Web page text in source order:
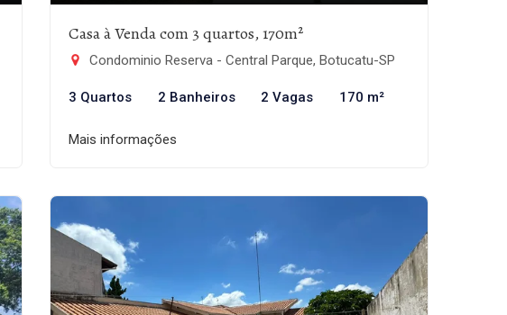
Casa à Venda com 3 quartos, 170m²
Condominio Reserva - Central Parque, Botucatu-SP
3 Quartos 2 Banheiros 2 Vagas 170 m²
Mais informações